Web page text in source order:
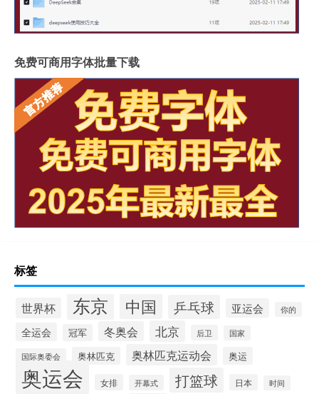
免费可商用字体批量下载
标签
世界杯 东京 中国 乒乓球 亚运会 你的
全运会 冠军 冬奥会 北京 后卫 国家
国际奥委会 奥林匹克 奥林匹克运动会 奥运
奥运会 女排 开幕式 打篮球 日本 时间